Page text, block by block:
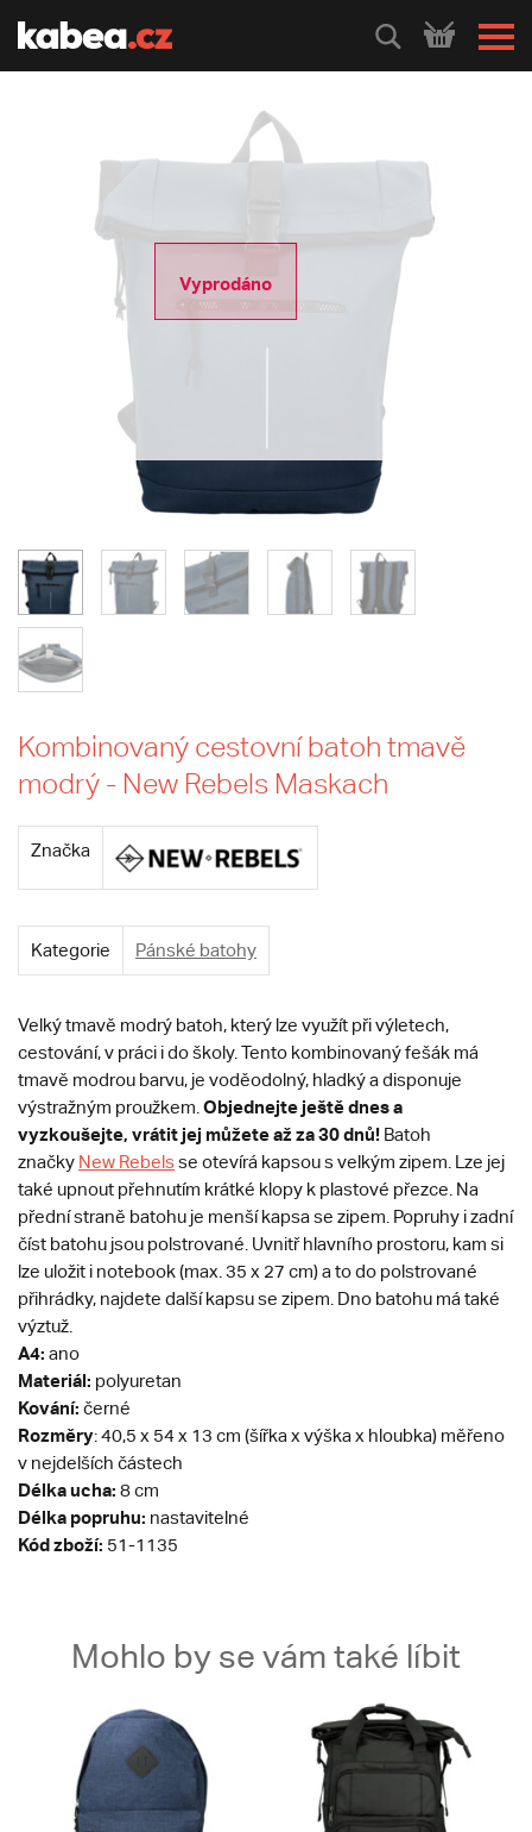
HLEDEJ
Vyprodáno
Kombinovaný cestovní batoh tmavě
modrý - New Rebels Maskach
Značka
Kategorie Pánské batohy
Velký tmavě modrý batoh, který lze využít při výletech,
cestování, v práci i do školy. Tento kombinovaný fešák má
tmavě modrou barvu, je voděodolný, hladký a disponuje
výstražným proužkem. Objednejte ještě dnes a
vyzkoušejte, vrátit jej můžete až za 30 dnů! Batoh
značky New Rebels se otevírá kapsou s velkým zipem. Lze jej
také upnout přehnutím krátké klopy k plastové přezce. Na
přední straně batohu je menší kapsa se zipem. Popruhy i zadní
číst batohu jsou polstrované. Uvnitř hlavního prostoru, kam si
lze uložit i notebook (max. 35 x 27 cm) a to do polstrované
přihrádky, najdete další kapsu se zipem. Dno batohu má také
výztuž.
A4: ano
Materiál: polyuretan
Kování: černé
Rozměry: 40,5 x 54 x 13 cm (šířka x výška x hloubka) měřeno
v nejdelších částech
Délka ucha: 8 cm
Délka popruhu: nastavitelné
Kód zboží: 51-1135
Mohlo by se vám také líbit